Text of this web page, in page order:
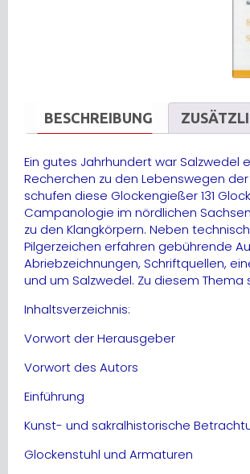
BESCHREIBUNG
Ein gutes Jahrhundert war
Recherchen zu den Lebenswegen
schufen diese Glockengießer 131
Campanologie im nördlichen
zu den Klangkörpern. Neben
Pilgerzeichen erfahren gebührende
Abriebzeichnungen, Schriftquellen,
und um Salzwedel. Zu diesem
Inhaltsverzeichnis:
Vorwort der Herausgeber
Vorwort des Autors
Einführung
Kunst- und sakralhistorische
Glockenstuhl und Armaturen